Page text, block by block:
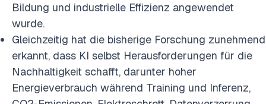
Bildung und industrielle Effizienz angewendet
wurde.
Gleichzeitig hat die bisherige Forschung zunehmend
erkannt, dass KI selbst Herausforderungen für die
Nachhaltigkeit schafft, darunter hoher
Energieverbrauch während Training und Inferenz,